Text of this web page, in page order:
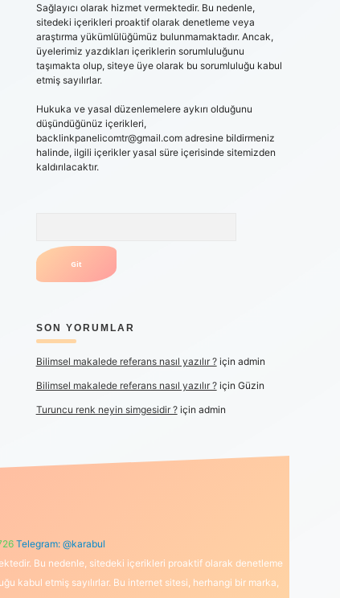
Sağlayıcı olarak hizmet vermektedir. Bu nedenle,
sitedeki içerikleri proaktif olarak denetleme veya
araştırma yükümlülüğümüz bulunmamaktadır. Ancak,
üyelerimiz yazdıkları içeriklerin sorumluluğunu
taşımakta olup, siteye üye olarak bu sorumluluğu kabul
etmiş sayılırlar.
Hukuka ve yasal düzenlemelere aykırı olduğunu
düşündüğünüz içerikleri,
backlinkpanelicomtr@gmail.comadresine bildirmeniz
halinde, ilgili içerikler yasal süre içerisinde sitemizden
kaldırılacaktır.
SON YORUMLAR
Bilimsel makalede referans nasıl yazılır ?için admin
Bilimsel makalede referans nasıl yazılır ?için Güzin
Turuncu renk neyin simgesidir ?için admin
Telegram: @karabul
Bu nedenle, sitedeki içerikleri proaktif olarak denetleme
kabul etmiş sayılırlar. Bu internet sitesi, herhangi bir marka,